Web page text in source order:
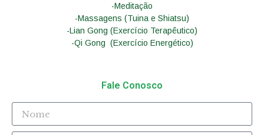
-Meditação
-Massagens (Tuina e Shiatsu)
-Lian Gong (Exercício Terapêutico)
-Qi Gong (Exercício Energético)
Fale Conosco